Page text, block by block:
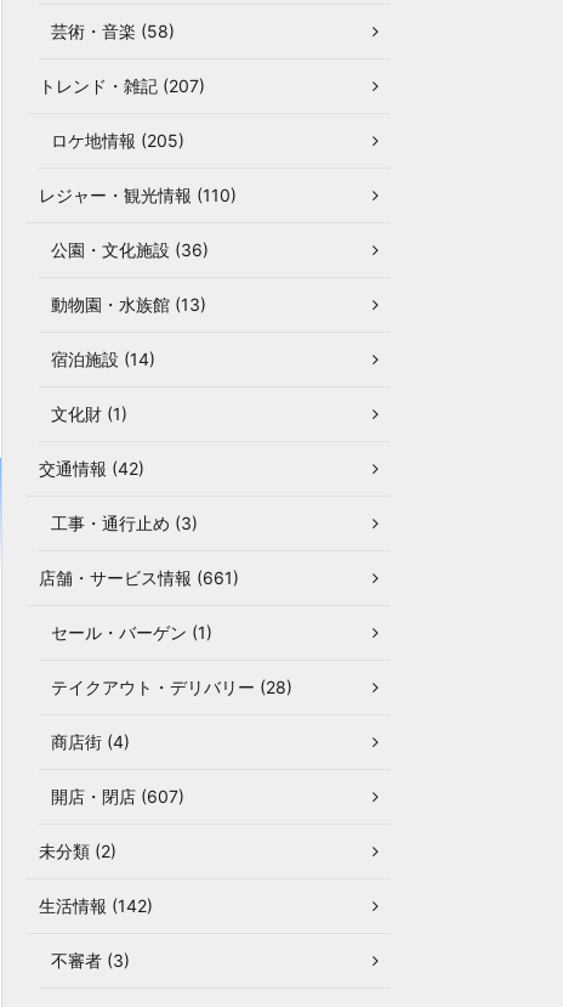
芸術・音楽 (58)
トレンド・雑記 (207)
ロケ地情報 (205)
レジャー・観光情報 (110)
公園・文化施設 (36)
動物園・水族館 (13)
宿泊施設 (14)
文化財 (1)
交通情報 (42)
工事・通行止め (3)
店舗・サービス情報 (661)
セール・バーゲン (1)
テイクアウト・デリバリー (28)
商店街 (4)
開店・閉店 (607)
未分類 (2)
生活情報 (142)
不審者 (3)